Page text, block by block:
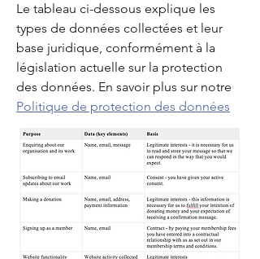
Le tableau ci-dessous explique les
types de données collectées et leur
base juridique, conformément à la
législation actuelle sur la protection
des données. En savoir plus sur notre
Politique de protection des données